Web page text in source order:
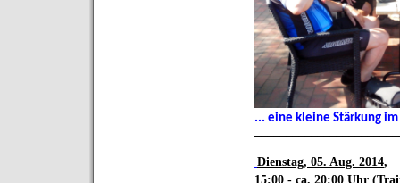
... eine kleine Stärkung
Dienstag, 05. Aug. 2014,
15:00 - ca. 20:00 Uhr